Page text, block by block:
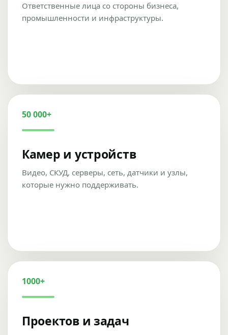
Ответственные лица со стороны бизнеса,
промышленности и инфраструктуры.
50 000+
Камер и устройств
Видео, СКУД, серверы, сеть, датчики и узлы,
которые нужно поддерживать.
1000+
Проектов и задач